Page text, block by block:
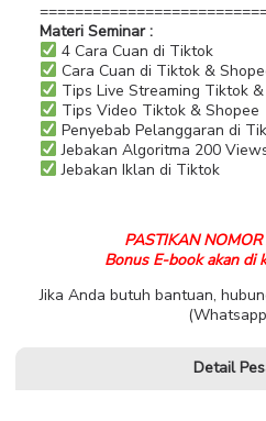
Materi Seminar :
4 Cara Cuan di Tiktok
Cara Cuan di Tiktok &
Tips Live Streaming Tiktok
Tips Video Tiktok & Shopee
Penyebab Pelanggaran di
Jebakan Algoritma 200
Jebakan Iklan di Tiktok
PASTIKAN
Bonus E-book akan di
Jika Anda butuh bantuan,
Detail